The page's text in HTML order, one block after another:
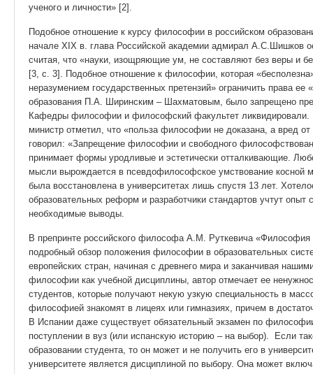
ученого и личности» [2].
Подобное отношение к курсу философии в российском
начале ХIХ в. глава Российской академии адмирал А.С.Шишков
считая, что «науки, изощряющие ум, не составляют без веры и
[3, с. 3]. Подобное отношение к философии, которая
неразумением государственных претензий» ограничить права
образования П.А. Ширинским – Шахматовым, было запрещено
Кафедры философии и философский факультет
министр отметил, что «польза философии не доказана, а вред
говорил: «Запрещение философии и свободного
принимает формы уродливые и эстетически отталкивающие.
мысли вырождается в псевдофилософское умствование
была восстановлена в университетах лишь спустя 13 лет.
образовательных реформ и разработчики стандартов учтут
необходимые выводы.
В препринте российского философа А.М. Руткевича «Философия
подробный обзор положения философии в образовательных
европейских стран, начиная с древнего мира и заканчивая
философии как учебной дисциплины, автор отмечает ее
студентов, которые получают некую узкую специальность в
философией знакомят в лицеях или гимназиях, причем в
В Испании даже существует обязательный экзамен по
поступлении в вуз (или испанскую историю – на выбор). Если
образовании студента, то он может и не получить его в
университете является дисциплиной по выбору. Она может